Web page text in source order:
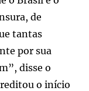
de
tantas
por sua
disse o
o início